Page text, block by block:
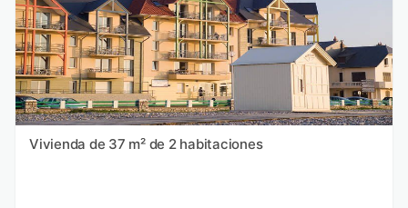
Vivienda de 37 m² de 2 habitaciones